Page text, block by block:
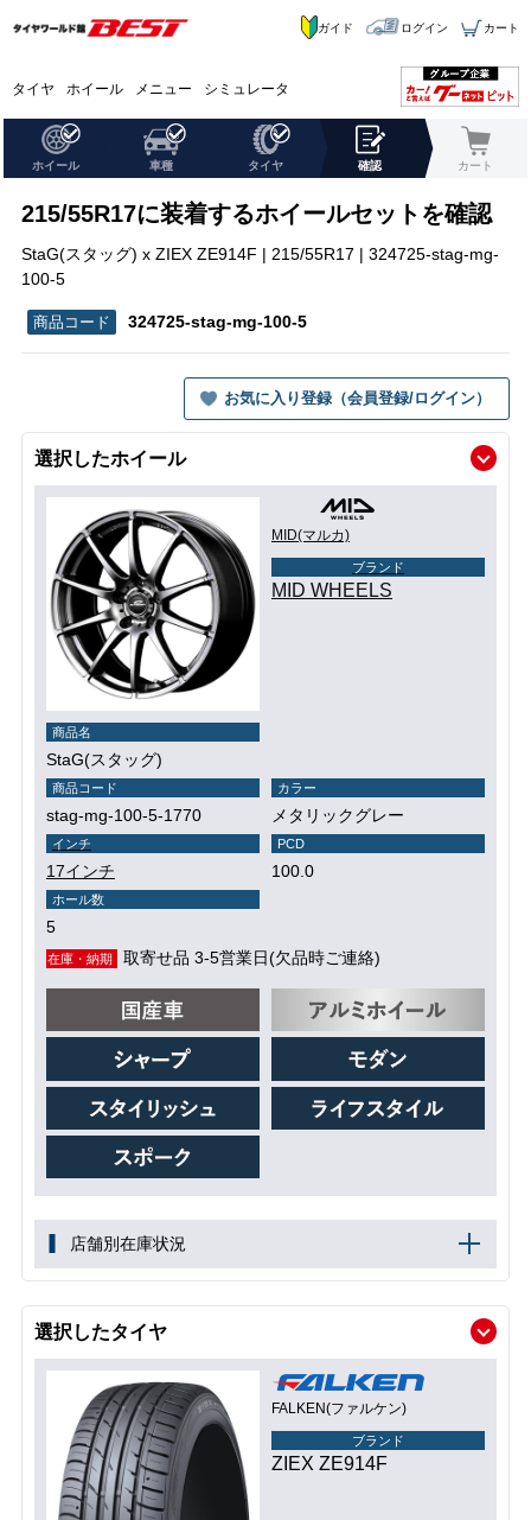
タイヤ ホイール メニュー シミュレータ
ガイド ログイン カート
ホイール 車種 タイヤ 確認 カート
215/55R17に装着するホイールセットを確認
StaG(スタッグ) x ZIEX ZE914F | 215/55R17 | 324725-stag-mg-
100-5
324725-stag-mg-100-5
お気に入り登録（会員登録/ログイン）
選択したホイール
MID(マルカ)
ブランド
MID WHEELS
商品名
StaG(スタッグ)
商品コード
stag-mg-100-5-1770
カラー
メタリックグレー
インチ
17インチ
PCD
100.0
ホール数
5
在庫・納期 取寄せ品 3-5営業日(欠品時ご連絡)
店舗別在庫状況
選択したタイヤ
FALKEN(ファルケン)
ブランド
ZIEX ZE914F